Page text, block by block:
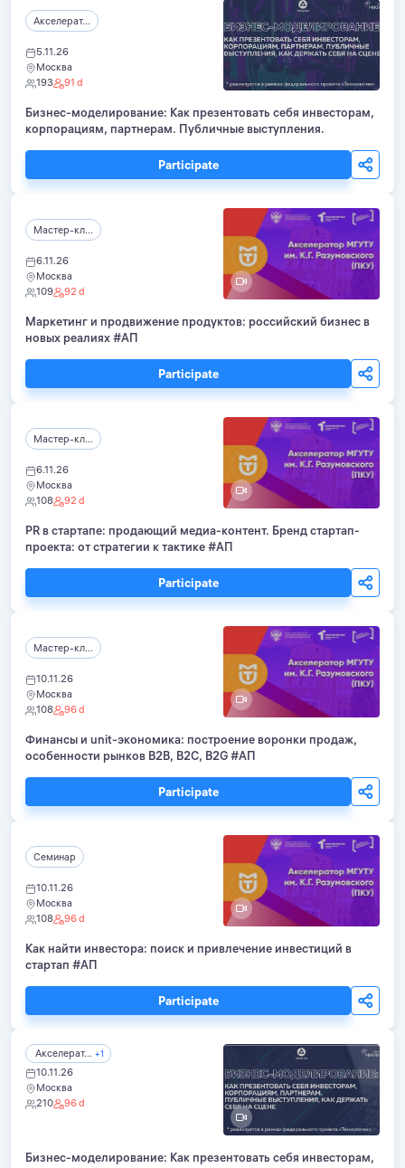
Акселерат...
5.11.26
Москва
193
91 d
Бизнес-моделирование: Как презентовать себя инвесторам,
корпорациям, партнерам. Публичные выступления.
Participate
Мастер-кл...
6.11.26
Москва
109
92 d
Маркетинг и продвижение продуктов: российский бизнес в
новых реалиях #АП
Participate
Мастер-кл...
6.11.26
Москва
108
92 d
PR в стартапе: продающий медиа-контент. Бренд стартап-
проекта: от стратегии к тактике #АП
Participate
Мастер-кл...
10.11.26
Москва
108
96 d
Финансы и unit-экономика: построение воронки продаж,
особенности рынков B2B, B2C, B2G #АП
Participate
Семинар
10.11.26
Москва
108
96 d
Как найти инвестора: поиск и привлечение инвестиций в
стартап #АП
Participate
Акселерат... +1
10.11.26
Москва
210
96 d
Бизнес-моделирование: Как презентовать себя инвесторам,